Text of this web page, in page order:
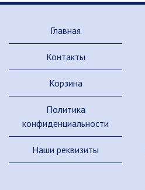
Главная
Контакты
Корзина
Политика
конфиденциальности
Наши реквизиты